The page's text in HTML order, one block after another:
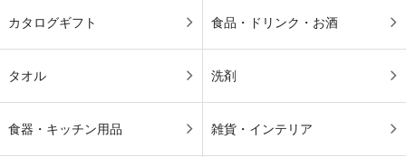
カタログギフト 食品・ドリンク・お酒
タオル 洗剤
食器・キッチン用品 雑貨・インテリア